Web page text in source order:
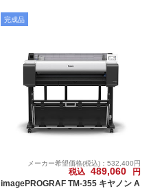
完成品
メーカー希望価格(税込)：532,400円
税込 489,060
円
imagePROGRAF TM-355 キヤノン A